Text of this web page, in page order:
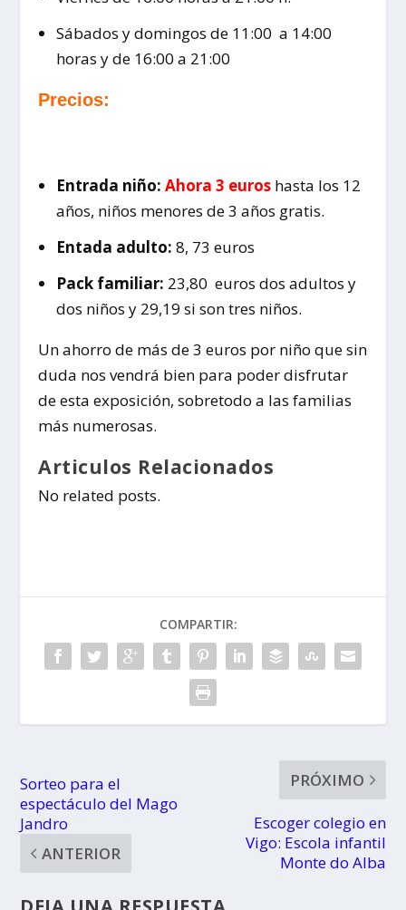
Sábados y domingos de 11:00 a 14:00
horas y de 16:00 a 21:00
Precios:
Entrada niño: Ahora 3 euroshasta los 12
años, niños menores de 3 años gratis.
Entada adulto: 8, 73 euros
Pack familiar: 23,80 euros dos adultos y
dos niños y 29,19 si son tres niños.
Un ahorro de más de 3 euros por niño que sin
duda nos vendrá bien para poder disfrutar
de esta exposición, sobretodo a las familias
más numerosas.
Articulos Relacionados
No related posts.
COMPARTIR:
Sorteo para el
espectáculo del Mago
Jandro
ANTERIOR
PRÓXIMO
Escoger colegio en
Vigo: Escola infantil
Monte do Alba